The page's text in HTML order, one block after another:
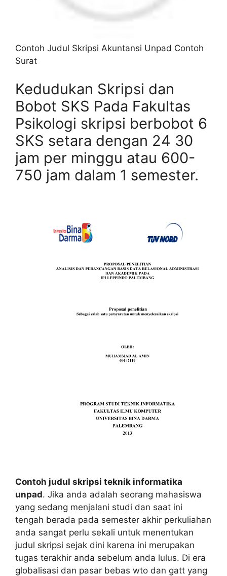
Contoh Judul Skripsi Akuntansi Unpad Contoh
Surat
Kedudukan Skripsi dan
Bobot SKS Pada Fakultas
Psikologi skripsi berbobot 6
SKS setara dengan 24 30
jam per minggu atau 600-
750 jam dalam 1 semester.
Contoh judul skripsi teknik informatika
unpad. Jika anda adalah seorang mahasiswa
yang sedang menjalani studi dan saat ini
tengah berada pada semester akhir perkuliahan
anda sangat perlu sekali untuk menentukan
judul skripsi sejak dini karena ini merupakan
tugas terakhir anda sebelum anda lulus. Di era
globalisasi dan pasar bebas wto dan gatt yang